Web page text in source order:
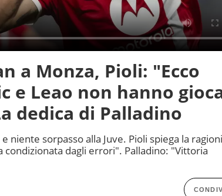
a Monza, Pioli: "Ecco
e Leao non hanno
dedica di Palladino
niente sorpasso alla Juve. Pioli spiega la
dagli errori". Palladino: "Vittoria